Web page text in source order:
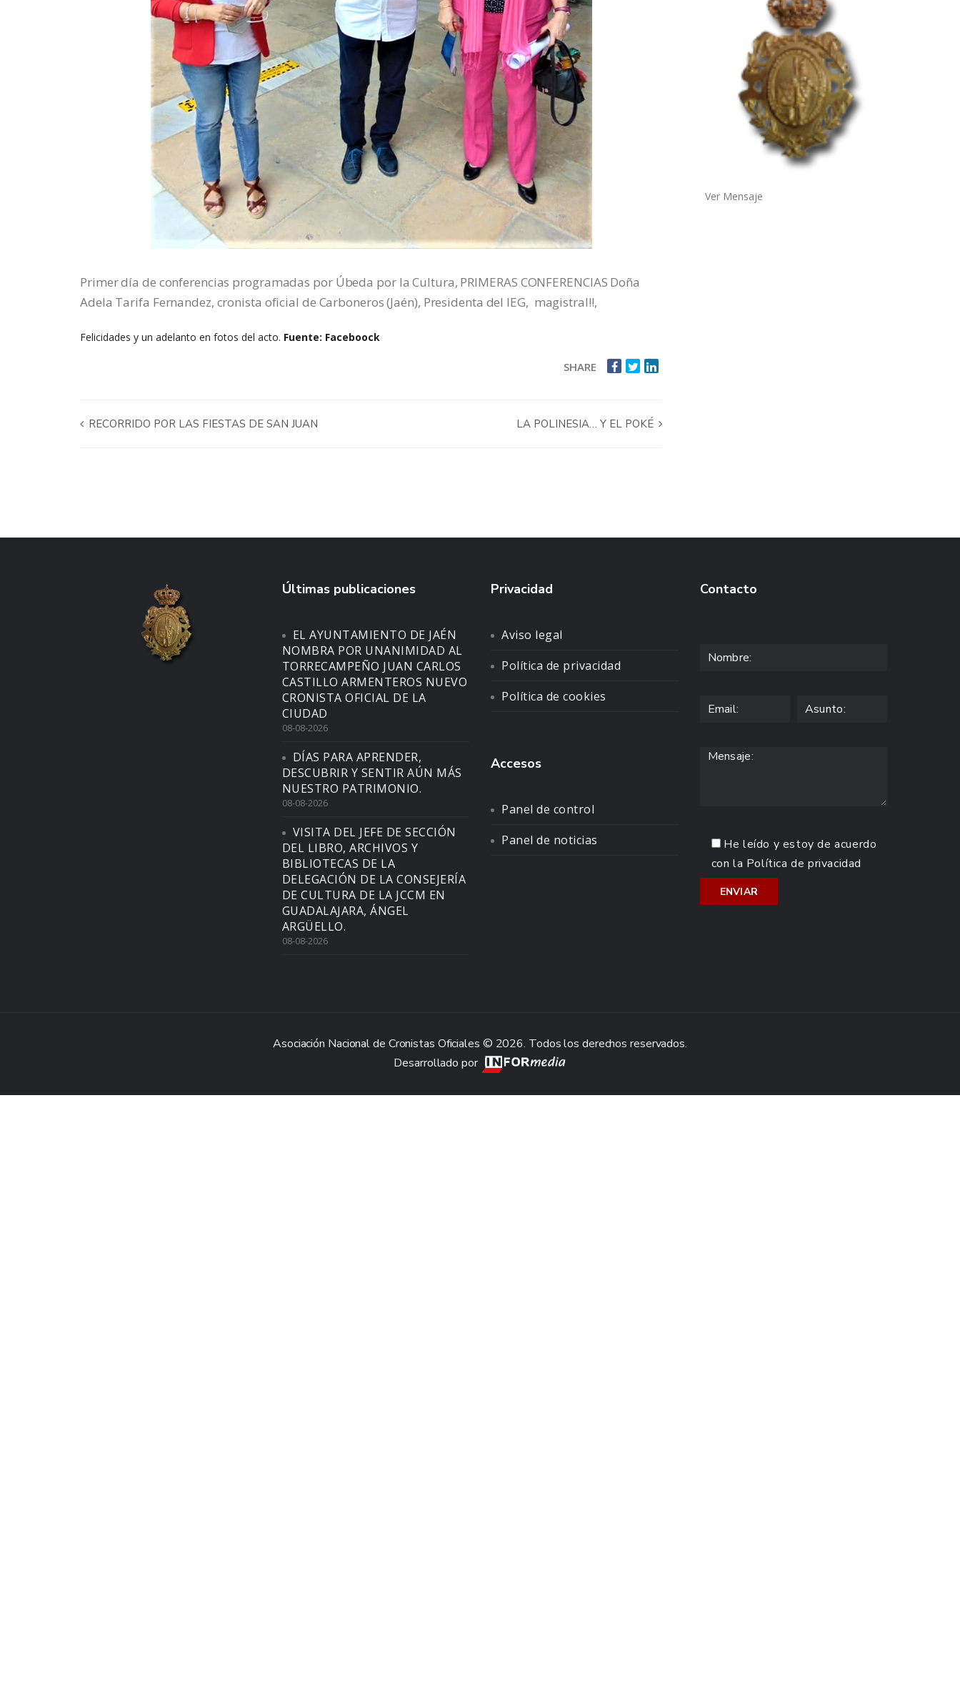
Primer día de conferencias programadas por Úbeda por la Cultura, PRIMERAS CONFERENCIAS Doña
Adela Tarifa Fernandez, cronista oficial de Carboneros (Jaén), Presidenta del IEG, magistral!!,
Felicidades y un adelanto en fotos del acto. Fuente: Faceboock
SHARE
RECORRIDO POR LAS FIESTAS DE SAN JUAN LA POLINESIA… Y EL POKÉ
Ver Mensaje
Últimas publicaciones
EL AYUNTAMIENTO DE JAÉN
NOMBRA POR UNANIMIDAD AL
TORRECAMPEÑO JUAN CARLOS
CASTILLO ARMENTEROS NUEVO
CRONISTA OFICIAL DE LA
CIUDAD
08-08-2026
DÍAS PARA APRENDER,
DESCUBRIR Y SENTIR AÚN MÁS
NUESTRO PATRIMONIO.
08-08-2026
VISITA DEL JEFE DE SECCIÓN
DEL LIBRO, ARCHIVOS Y
BIBLIOTECAS DE LA
DELEGACIÓN DE LA CONSEJERÍA
DE CULTURA DE LA JCCM EN
GUADALAJARA, ÁNGEL
ARGÜELLO.
08-08-2026
Privacidad
Aviso legal
Política de privacidad
Política de cookies
Accesos
Panel de control
Panel de noticias
Contacto
He leído y estoy de acuerdo
con la Política de privacidad
Asociación Nacional de Cronistas Oficiales © 2026. Todos los derechos reservados.
Desarrollado por